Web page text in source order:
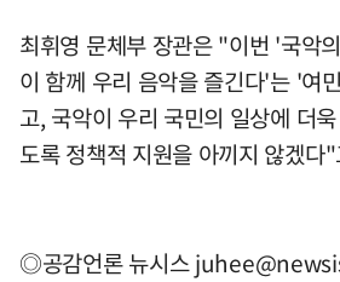
최휘영 문체부 장관은 "이번 '국악
이 함께 우리 음악을 즐긴다'는 '여
고, 국악이 우리 국민의 일상에 더
도록 정책적 지원을 아끼지 않겠다
◎공감언론 뉴시스